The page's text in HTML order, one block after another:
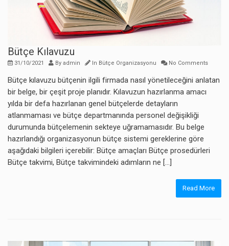
Bütçe Kılavuzu
31/10/2021 By admin In Bütçe Organizasyonu No Comments
Bütçe kılavuzu bütçenin ilgili firmada nasıl yönetileceğini anlatan
bir belge, bir çeşit proje planıdır. Kılavuzun hazırlanma amacı
yılda bir defa hazırlanan genel bütçelerde detayların
atlanmaması ve bütçe departmanında personel değişikliği
durumunda bütçelemenin sekteye uğramamasıdır. Bu belge
hazırlandığı organizasyonun bütçe sistemi gereklerine göre
aşağıdaki bilgileri içerebilir: Bütçe amaçları Bütçe prosedürleri
Bütçe takvimi, Bütçe takvimindeki adımların ne […]
Read More